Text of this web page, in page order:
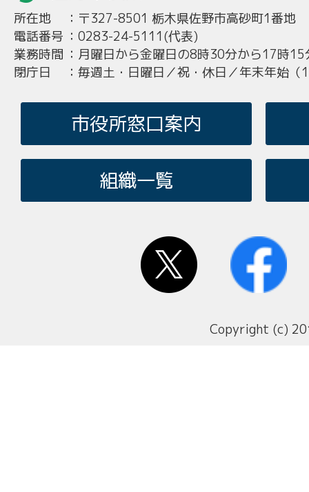
所在地 ： 〒327-8501 栃木県佐野市高砂町1番地
電話番号 ： 0283-24-5111(代表)
業務時間 ： 月曜日から金曜日の8時30分から17時15
閉庁日
： 毎週土・日曜日／祝・休日／年末年始
市役所窓口案内
組織一覧
Copyright (c)